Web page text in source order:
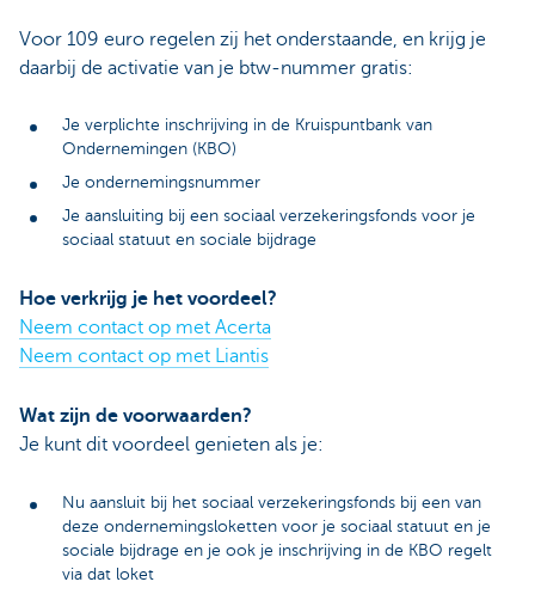
Voor 109 euro regelen zij het onderstaande, en krijg je
daarbij de activatie van je btw-nummer gratis:
Je verplichte inschrijving in de Kruispuntbank van
Ondernemingen (KBO)
Je ondernemingsnummer
Je aansluiting bij een sociaal verzekeringsfonds voor je
sociaal statuut en sociale bijdrage
Hoe verkrijg je het voordeel?
Neem contact op met Acerta
Neem contact op met Liantis
Wat zijn de voorwaarden?
Je kunt dit voordeel genieten als je:
Nu aansluit bij het sociaal verzekeringsfonds bij een van
deze ondernemingsloketten voor je sociaal statuut en je
sociale bijdrage en je ook je inschrijving in de KBO regelt
via dat loket